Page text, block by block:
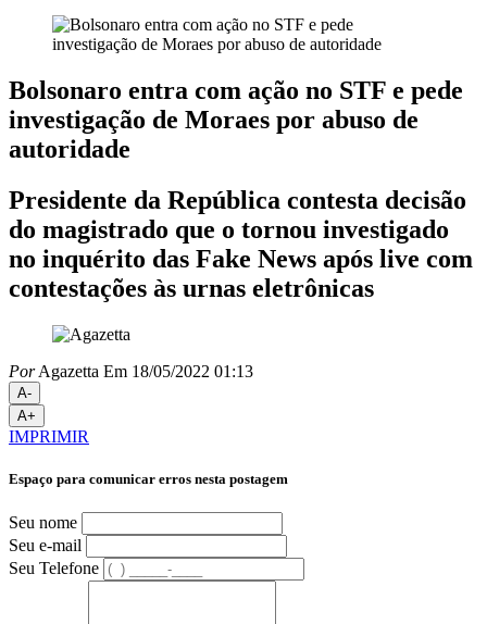
Bolsonaro entra com ação no STF e pede
investigação de Moraes por abuso de
autoridade
Presidente da República contesta decisão
do magistrado que o tornou investigado
no inquérito das Fake News após live com
contestações às urnas eletrônicas
PorAgazetta Em 18/05/2022 01:13
A-
A+
IMPRIMIR
Espaço para comunicar erros nesta postagem
Seu nome
Seu e-mail
Seu Telefone